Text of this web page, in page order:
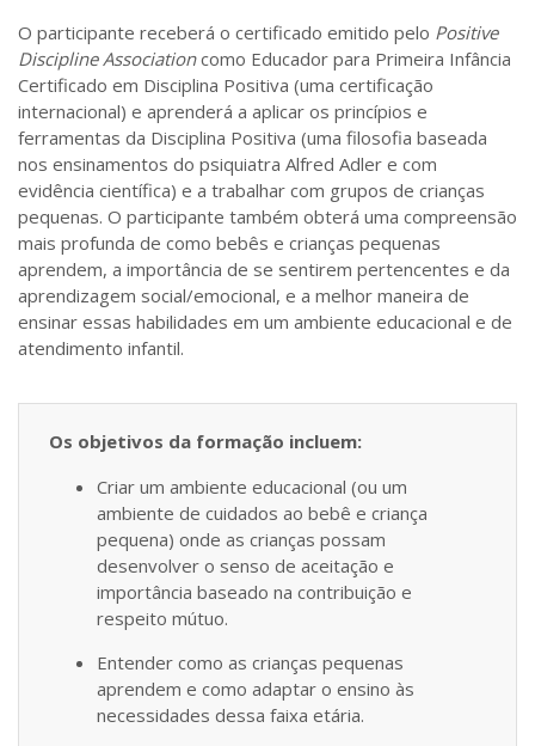
O participante receberá o certificado emitido pelo Positive
Discipline Associationcomo Educador para Primeira Infância
Certificado em Disciplina Positiva (uma certificação
internacional) e aprenderá a aplicar os princípios e
ferramentas da Disciplina Positiva (uma filosofia baseada
nos ensinamentos do psiquiatra Alfred Adler e com
evidência científica) e a trabalhar com grupos de crianças
pequenas. O participante também obterá uma compreensão
mais profunda de como bebês e crianças pequenas
aprendem, a importância de se sentirem pertencentes e da
aprendizagem social/emocional, e a melhor maneira de
ensinar essas habilidades em um ambiente educacional e de
atendimento infantil.
Os objetivos da formação incluem:
Criar um ambiente educacional (ou um
ambiente de cuidados ao bebê e criança
pequena) onde as crianças possam
desenvolver o senso de aceitação e
importância baseado na contribuição e
respeito mútuo.
Entender como as crianças pequenas
aprendem e como adaptar o ensino às
necessidades dessa faixa etária.